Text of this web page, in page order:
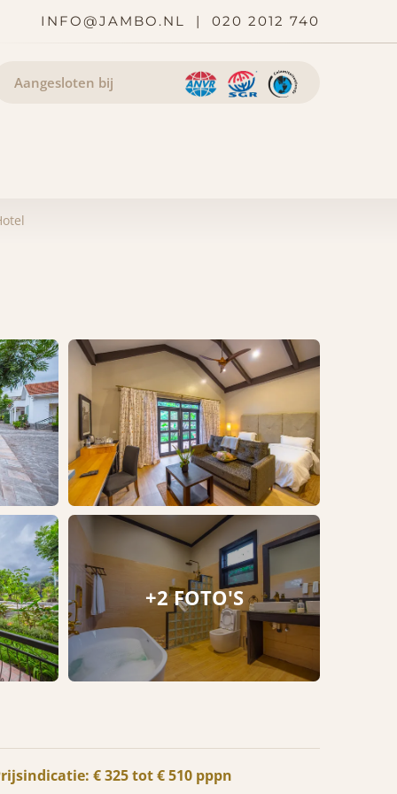
INFO@JAMBO.NL | 020 2012 740
Aangesloten bij
+2 FOTO'S
€ 325 tot € 510 pppn